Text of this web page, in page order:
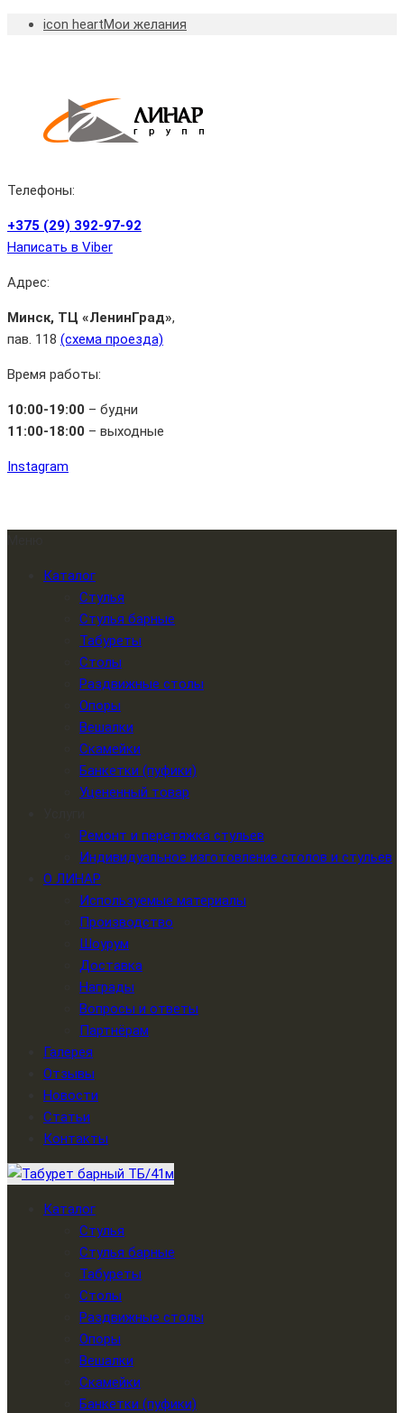
icon heartМои желания
Телефоны:
+375 (29) 392‑97‑92
Написать в Viber
Адрес:
Минск, ТЦ «ЛенинГрад»,
пав. 118 (cхема проезда)
Время работы:
10:00-19:00 – будни
11:00-18:00 – выходные
Instagram
Каталог
Стулья
Стулья барные
Табуреты
Столы
Раздвижные столы
Опоры
Вешалки
Скамейки
Банкетки (пуфики)
Уцененный товар
Ремонт и перетяжка стульев
Индивидуальное изготовление столов и стульев
О ЛИНАР
Используемые материалы
Производство
Шоурум
Доставка
Награды
Вопросы и ответы
Партнёрам
Галерея
Отзывы
Новости
Статьи
Контакты
Каталог
Стулья
Стулья барные
Табуреты
Столы
Раздвижные столы
Опоры
Вешалки
Скамейки
Банкетки (пуфики)